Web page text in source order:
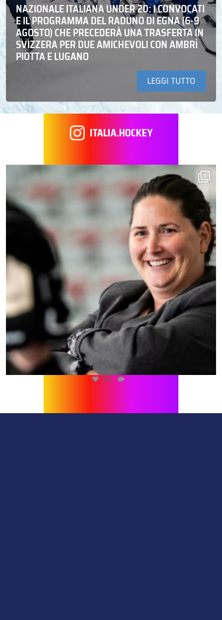
NAZIONALE ITALIANA UNDER 20: I CONVOCATI
E IL PROGRAMMA DEL RADUNO DI EGNA (6-9
AGOSTO) CHE PRECEDERÀ UNA TRASFERTA IN
SVIZZERA PER DUE AMICHEVOLI CON AMBRÌ
PIOTTA E LUGANO
LEGGI TUTTO
ITALIA.HOCKEY
216 1